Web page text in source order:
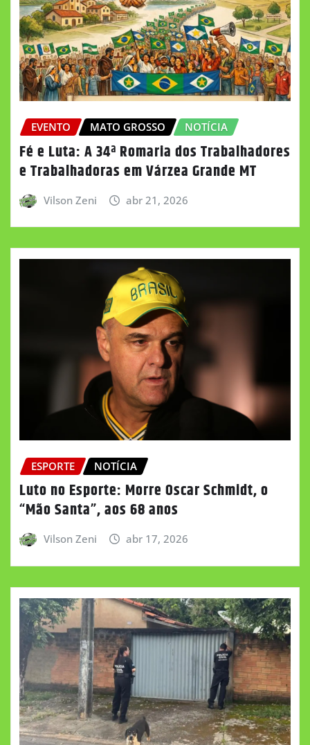
EVENTO MATO GROSSO NOTÍCIA
Fé e Luta: A 34ª Romaria dos Trabalhadores
e Trabalhadoras em Várzea Grande MT
Vilson Zeni abr 21, 2026
ESPORTE NOTÍCIA
Luto no Esporte: Morre Oscar Schmidt, o
“Mão Santa”, aos 68 anos
Vilson Zeni abr 17, 2026